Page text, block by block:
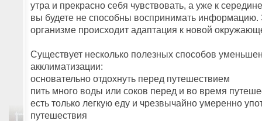
утра и прекрасно себя чувствовать, а уже к
вы будете не способны воспринимать информацию.
организме происходит адаптация к новой
Существует несколько полезных способов
акклиматизации:
основательно отдохнуть перед путешествием
пить много воды или соков перед и во время
есть только легкую еду и чрезвычайно умеренно
путешествия